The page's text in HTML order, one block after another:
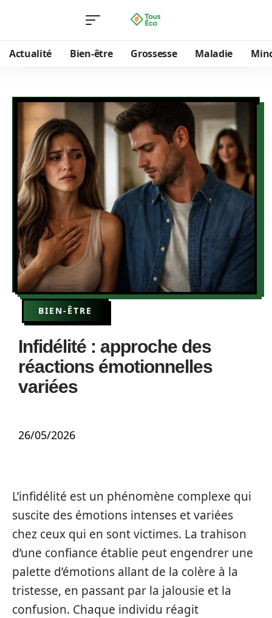
Actualité Bien-être Grossesse Maladie
BIEN-ÊTRE
Infidélité : approche des
réactions émotionnelles
variées
26/05/2026
L’infidélité est un phénomène complexe qui
suscite des émotions intenses et variées
chez ceux qui en sont victimes. La trahison
d’une confiance établie peut engendrer une
palette d’émotions allant de la colère à la
tristesse, en passant par la jalousie et la
confusion. Chaque individu réagit